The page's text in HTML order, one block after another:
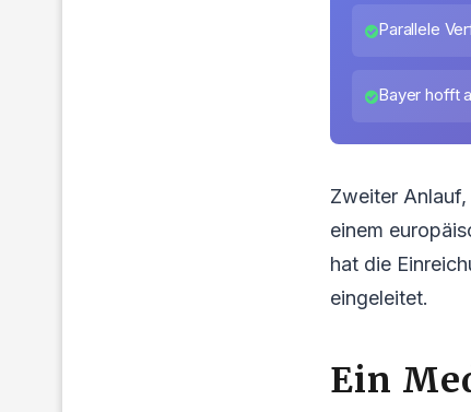
Parallele
Bayer hofft
Zweiter
einem
hat die
eingeleitet.
Ein